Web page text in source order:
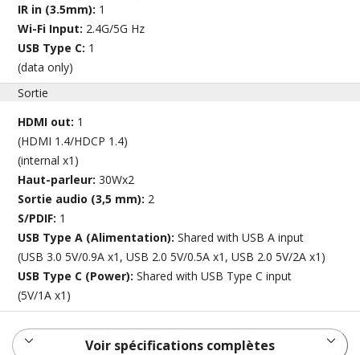
IR in (3.5mm): 1
Wi-Fi Input: 2.4G/5G Hz
USB Type C: 1
(data only)
Sortie
HDMI out: 1
(HDMI 1.4/HDCP 1.4)
(internal x1)
Haut-parleur:30Wx2
Sortie audio (3,5 mm): 2
S/PDIF: 1
USB Type A (Alimentation):Shared with USB A input
(USB 3.0 5V/0.9A x1, USB 2.0 5V/0.5A x1, USB 2.0 5V/2A x1)
USB Type C (Power):Shared with USB Type C input
(5V/1A x1)
Voir spécifications complètes